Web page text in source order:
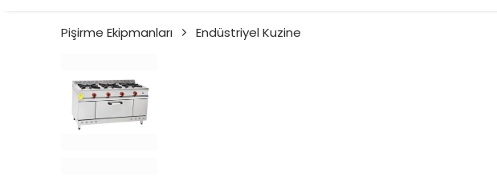
Pişirme Ekipmanları Endüstriyel Kuzine